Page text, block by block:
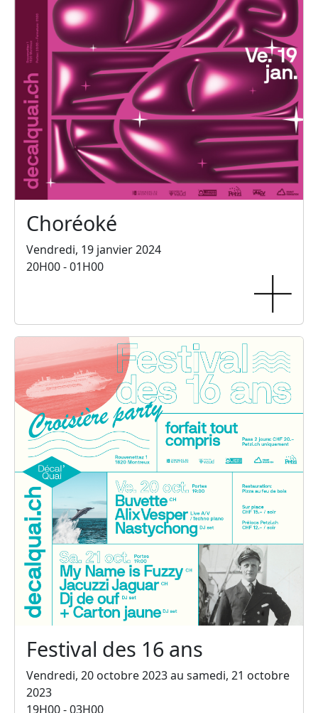
Choréoké
Vendredi, 19 janvier 2024
20H00 - 01H00
Festival des 16 ans
Vendredi, 20 octobre 2023 au samedi, 21 octobre
2023
19H00 - 03H00